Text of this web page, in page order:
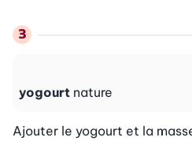
yogourt nature
Ajouter le yogourt et la